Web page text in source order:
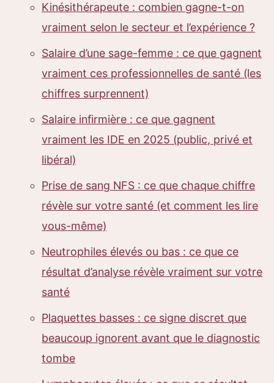
Kinésithérapeute : combien gagne-t-on
vraiment selon le secteur et l’expérience ?
Salaire d’une sage-femme : ce que gagnent
vraiment ces professionnelles de santé (les
chiffres surprennent)
Salaire infirmière : ce que gagnent
vraiment les IDE en 2025 (public, privé et
libéral)
Prise de sang NFS : ce que chaque chiffre
révèle sur votre santé (et comment les lire
vous-même)
Neutrophiles élevés ou bas : ce que ce
résultat d’analyse révèle vraiment sur votre
santé
Plaquettes basses : ce signe discret que
beaucoup ignorent avant que le diagnostic
tombe